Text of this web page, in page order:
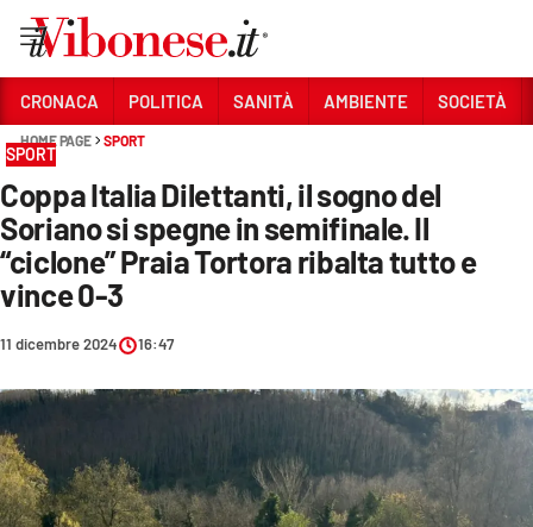
Sezioni
CRONACA
POLITICA
SANITÀ
AMBIENTE
SOCIETÀ
ECONOMIA E LAVORO
CRONACA POLITICA SANITÀ AMBIENTE SOCIETÀ
HOME PAGE SPORT
SPORT
Coppa Italia Dilettanti, il sogno del
Soriano si spegne in semifinale. Il
“ciclone” Praia Tortora ribalta tutto e
vince 0-3
11 dicembre 2024 16:47